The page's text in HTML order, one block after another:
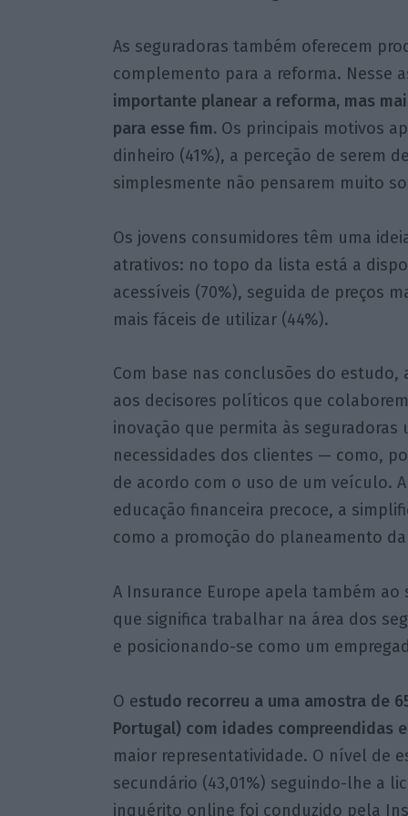
As seguradoras também oferecem
complemento para a reforma. Nesse
importante planear a reforma, mas
para esse fim. Os principais motivos
dinheiro (41%), a perceção de serem
simplesmente não pensarem muito
Os jovens consumidores têm uma
atrativos: no topo da lista está a
acessíveis (70%), seguida de preços
mais fáceis de utilizar (44%).
Com base nas conclusões do estudo,
aos decisores políticos que
inovação que permita às
necessidades dos clientes — como,
de acordo com o uso de um veículo.
educação financeira precoce, a
como a promoção do planeamento
A Insurance Europe apela também
que significa trabalhar na área dos
e posicionando-se como um
O estudo recorreu a uma amostra de
Portugal) com idades compreendidas
maior representatividade. O nível de
secundário (43,01%) seguindo-lhe a
inquérito online foi conduzido pela